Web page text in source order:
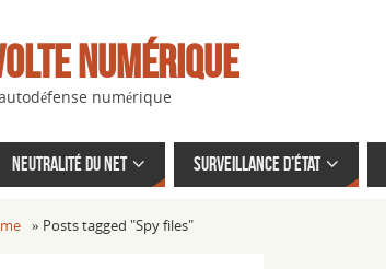
Numérique
numérique
Neutralité du net Surveillance d’État
» Posts tagged "Spy files"